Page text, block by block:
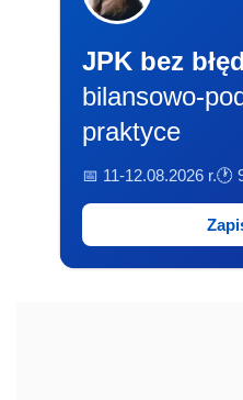
JPK bez
bilansowo-
praktyce
📅 11-12.08.2026 r.🕐